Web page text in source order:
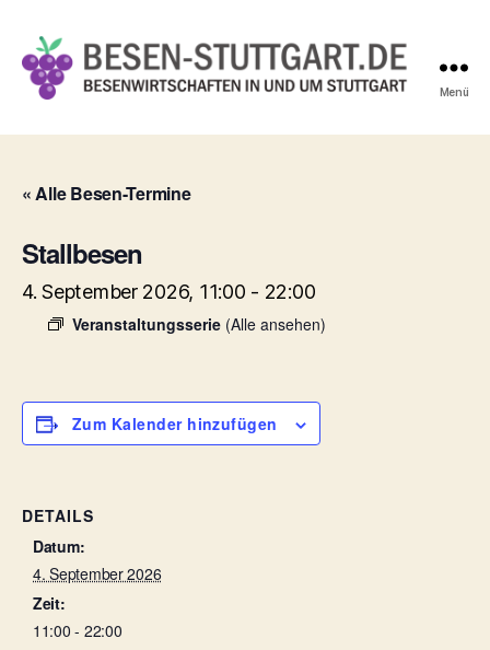
Stuttgart.de
Menü
« Alle Besen-Termine
Stallbesen
4. September 2026, 11:00 - 22:00
Veranstaltungsserie (Alle ansehen)
Zum Kalender hinzufügen
DETAILS
Datum:
4. September 2026
Zeit:
11:00 - 22:00